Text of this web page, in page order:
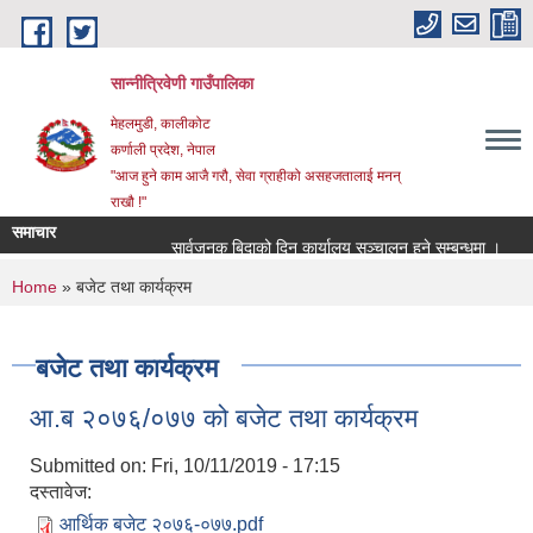
Skip to main content
सान्नीत्रिवेणी गाउँपालिका
मेहलमुडी, कालीकोट
कर्णाली प्रदेश, नेपाल
"आज हुने काम आजै गरौ, सेवा ग्राहीको असहजतालाई मनन्
राखौ !"
समाचार
सार्वजनुक बिदाको दिन कार्यालय सञ्चालन हुने सम्बन्धमा ।
You are here
Home » बजेट तथा कार्यक्रम
बजेट तथा कार्यक्रम
आ.ब २०७६/०७७ को बजेट तथा कार्यक्रम
Submitted on: Fri, 10/11/2019 - 17:15
दस्तावेज:
आर्थिक बजेट २०७६-०७७.pdf